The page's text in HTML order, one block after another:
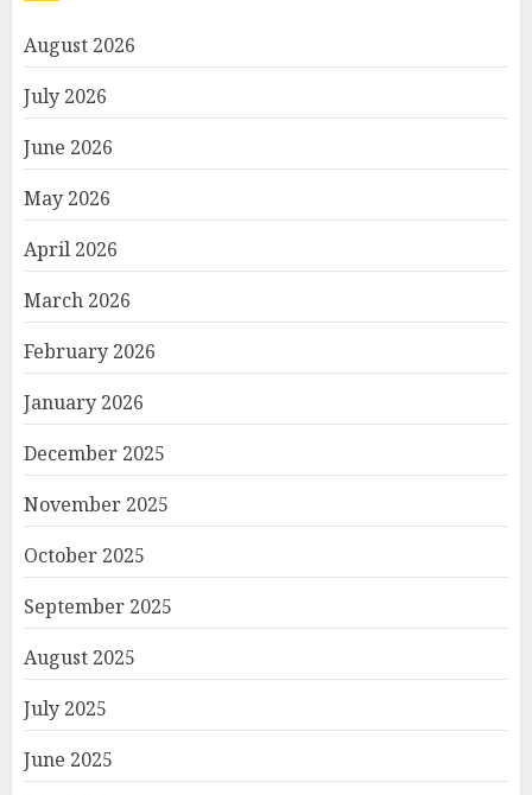
August 2026
July 2026
June 2026
May 2026
April 2026
March 2026
February 2026
January 2026
December 2025
November 2025
October 2025
September 2025
August 2025
July 2025
June 2025